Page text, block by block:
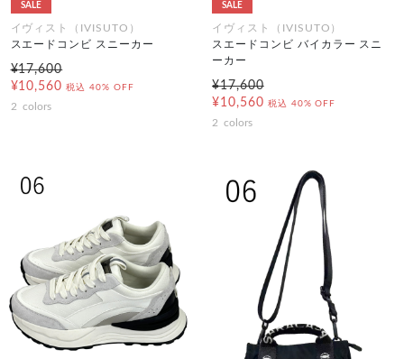
SALE
イヴィスト（IVISUTO）
スエードコンビ スニーカー
¥17,600
¥10,560 税込 40% OFF
2 colors
SALE
イヴィスト（IVISUTO）
スエードコンビ バイカラー スニ
ーカー
¥17,600
¥10,560 税込 40% OFF
2 colors